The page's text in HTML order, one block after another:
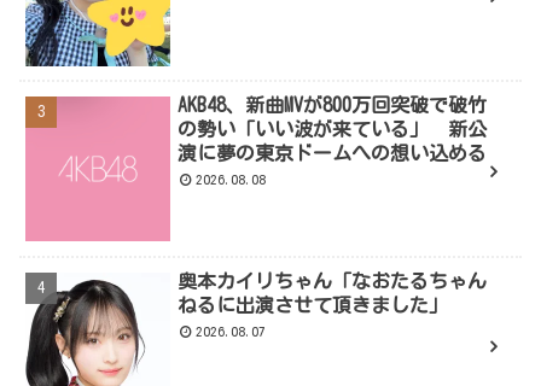
AKB48、新曲MVが800万回突破で破竹
の勢い「いい波が来ている」 新公
演に夢の東京ドームへの想い込める
2026.08.08
奥本カイリちゃん「なおたるちゃん
ねるに出演させて頂きました」
2026.08.07